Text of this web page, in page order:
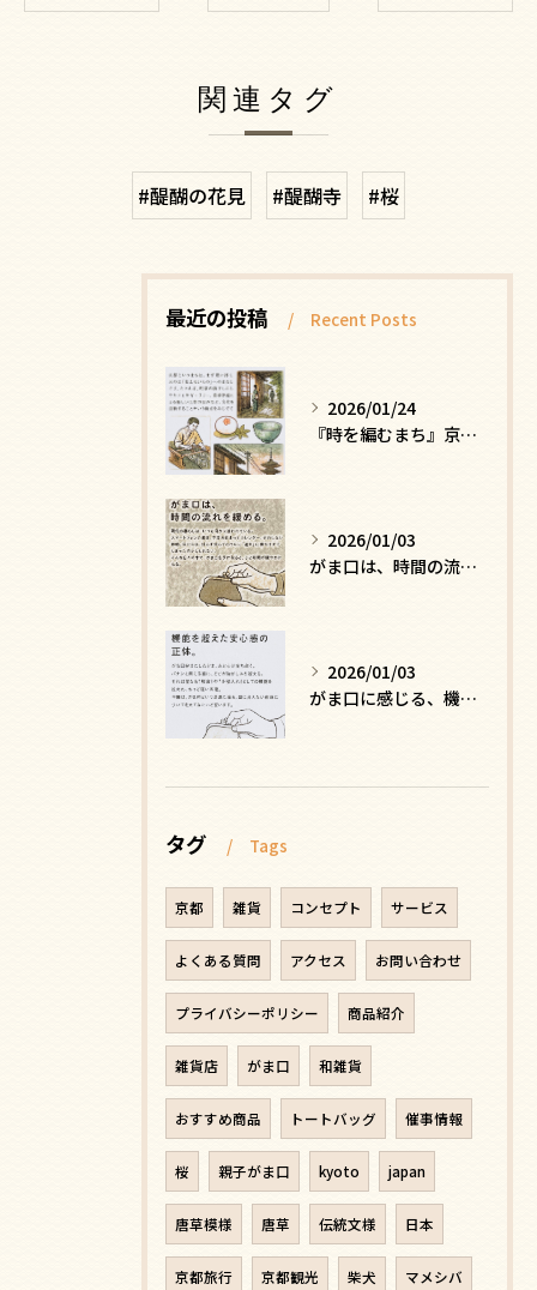
関連タグ
#醍醐の花見 #醍醐寺 #桜
最近の投稿 Recent Posts
2026/01/24
『時を編むまち』京都ー日常にひそむ、静かな贅沢
2026/01/03
がま口は、時間の流れを緩める
2026/01/03
がま口に感じる、機能を超えた安心感の正体
タグ Tags
京都 雑貨 コンセプト サービス
よくある質問 アクセス お問い合わせ
プライバシーポリシー 商品紹介
雑貨店 がま口 和雑貨
おすすめ商品 トートバッグ 催事情報
桜 親子がま口 kyoto japan
唐草模様 唐草 伝統文様 日本
京都旅行 京都観光 柴犬 マメシバ